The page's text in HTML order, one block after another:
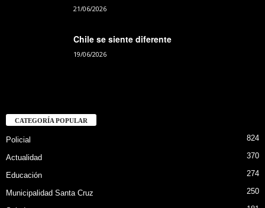
21/06/2026
Chile se siente diferente
19/06/2026
CATEGORÍA POPULAR
Policial 824
Actualidad 370
Educación 274
Municipalidad Santa Cruz 250